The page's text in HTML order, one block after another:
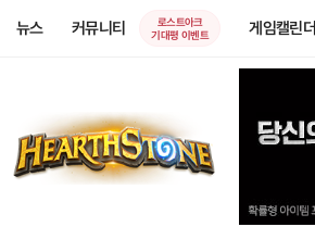
뉴스 커뮤니티
로스트아크
기대평 이벤트
게임캘린더